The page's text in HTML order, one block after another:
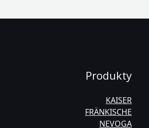
Produkty
KAISER
FRÄNKISCHE
NEVOGA